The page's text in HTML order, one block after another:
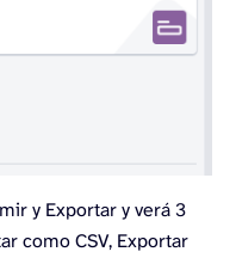
y Exportar y verá 3
como CSV, Exportar